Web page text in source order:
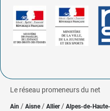
Le réseau promeneurs du net
Ain / Aisne/ Allier/ Alpes-de-